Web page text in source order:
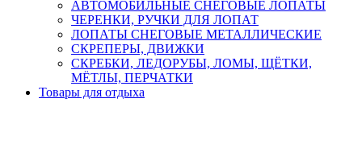
АВТОМОБИЛЬНЫЕ СНЕГОВЫЕ ЛОПАТЫ
ЧЕРЕНКИ, РУЧКИ ДЛЯ ЛОПАТ
ЛОПАТЫ СНЕГОВЫЕ МЕТАЛЛИЧЕСКИЕ
СКРЕПЕРЫ, ДВИЖКИ
СКРЕБКИ, ЛЕДОРУБЫ, ЛОМЫ, ЩЁТКИ,
МЁТЛЫ, ПЕРЧАТКИ
Товары для отдыха